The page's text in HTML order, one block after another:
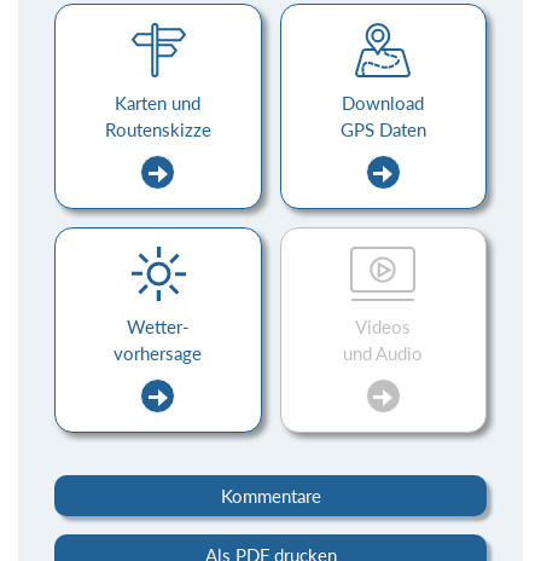
Karten und
Routenskizze
Download
GPS Daten
Wetter-
vorhersage
Videos
und Audio
Kommentare
Als PDF drucken